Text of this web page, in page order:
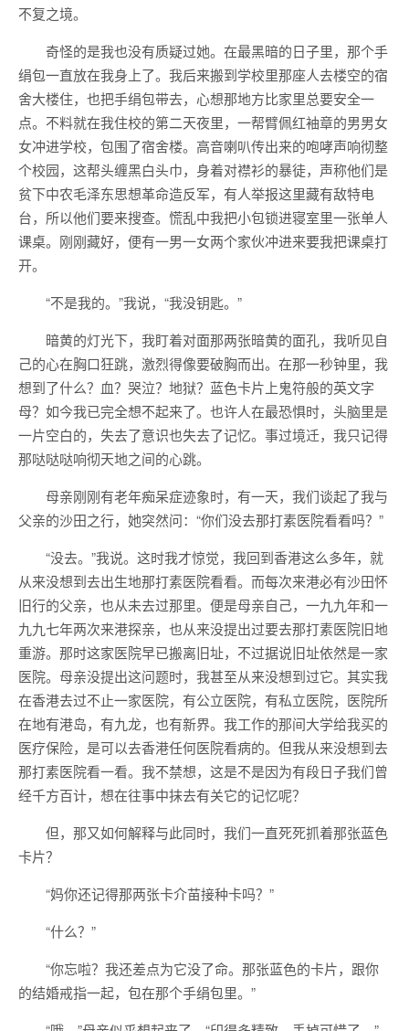
不复之境。
奇怪的是我也没有质疑过她。在最黑暗的日子里，那个手
绢包一直放在我身上了。我后来搬到学校里那座人去楼空的宿
舍大楼住，也把手绢包带去，心想那地方比家里总要安全一
点。不料就在我住校的第二天夜里，一帮臂佩红袖章的男男女
女冲进学校，包围了宿舍楼。高音喇叭传出来的咆哮声响彻整
个校园，这帮头缠黑白头巾，身着对襟衫的暴徒，声称他们是
贫下中农毛泽东思想革命造反军，有人举报这里藏有敌特电
台，所以他们要来搜查。慌乱中我把小包锁进寝室里一张单人
课桌。刚刚藏好，便有一男一女两个家伙冲进来要我把课桌打
开。
“不是我的。”我说，“我没钥匙。”
暗黄的灯光下，我盯着对面那两张暗黄的面孔，我听见自
己的心在胸口狂跳，激烈得像要破胸而出。在那一秒钟里，我
想到了什么？血？哭泣？地狱？蓝色卡片上鬼符般的英文字
母？如今我已完全想不起来了。也许人在最恐惧时，头脑里是
一片空白的，失去了意识也失去了记忆。事过境迁，我只记得
那哒哒哒响彻天地之间的心跳。
母亲刚刚有老年痴呆症迹象时，有一天，我们谈起了我与
父亲的沙田之行，她突然问：“你们没去那打素医院看看吗？”
“没去。”我说。这时我才惊觉，我回到香港这么多年，就
从来没想到去出生地那打素医院看看。而每次来港必有沙田怀
旧行的父亲，也从未去过那里。便是母亲自己，一九九年和一
九九七年两次来港探亲，也从来没提出过要去那打素医院旧地
重游。那时这家医院早已搬离旧址，不过据说旧址依然是一家
医院。母亲没提出这问题时，我甚至从来没想到过它。其实我
在香港去过不止一家医院，有公立医院，有私立医院，医院所
在地有港岛，有九龙，也有新界。我工作的那间大学给我买的
医疗保险，是可以去香港任何医院看病的。但我从来没想到去
那打素医院看一看。我不禁想，这是不是因为有段日子我们曾
经千方百计，想在往事中抹去有关它的记忆呢？
但，那又如何解释与此同时，我们一直死死抓着那张蓝色
卡片？
“妈你还记得那两张卡介苗接种卡吗？”
“什么？”
“你忘啦？我还差点为它没了命。那张蓝色的卡片，跟你
的结婚戒指一起，包在那个手绢包里。”